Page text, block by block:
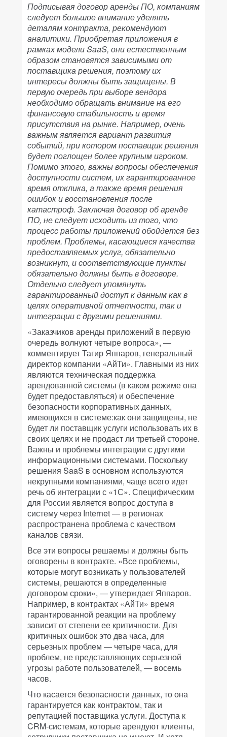
Подписывая договор аренды ПО, компаниям
следует большое внимание уделять
деталям контракта, рекомендуют
аналитики. Приобретая приложения в
рамках модели SaaS, они естественным
образом становятся зависимыми от
поставщика решения, поэтому их
интересы должны быть защищены. В
первую очередь при выборе вендора
необходимо обращать внимание на его
финансовую стабильность и время
присутствия на рынке. Например, очень
важным является вариант развития
событий, при котором поставщик решения
будет поглощен более крупным игроком.
Помимо этого, важны вопросы обеспечения
доступности систем, их гарантированное
время отклика, а также время решения
ошибок и восстановления после
катастроф. Заключая договор об аренде
ПО, не следует исходить из того, что
процесс работы приложений обойдется без
проблем. Проблемы, касающиеся качества
предоставляемых услуг, обязательно
возникнут, и соответствующие пункты
обязательно должны быть в договоре.
Отдельно следует упомянуть
гарантированный доступ к данным как в
целях оперативной отчетности, так и
интеграции с другими решениями.
«Заказчиков аренды приложений в первую
очередь волнуют четыре вопроса», —
комментирует Тагир Яппаров, генеральный
директор компании «АйТи». Главными из них
являются техническая поддержка
арендованной системы (в каком режиме она
будет предоставляться) и обеспечение
безопасности корпоративных данных,
имеющихся в системе:как они защищены, не
будет ли поставщик услуги использовать их в
своих целях и не продаст ли третьей стороне.
Важны и проблемы интеграции с другими
информационными системами. Поскольку
решения SaaS в основном используются
некрупными компаниями, чаще всего идет
речь об интеграции с «1С». Специфическим
для России является вопрос доступа в
систему через Internet — в регионах
распространена проблема с качеством
каналов связи.
Все эти вопросы решаемы и должны быть
оговорены в контракте. «Все проблемы,
которые могут возникать у пользователей
системы, решаются в определенные
договором сроки», — утверждает Яппаров.
Например, в контрактах «АйТи» время
гарантированной реакции на проблему
зависит от степени ее критичности. Для
критичных ошибок это два часа, для
серьезных проблем — четыре часа, для
проблем, не представляющих серьезной
угрозы работе пользователей, — восемь
часов.
Что касается безопасности данных, то она
гарантируется как контрактом, так и
репутацией поставщика услуги. Доступа к
CRM-системам, которые арендуют клиенты,